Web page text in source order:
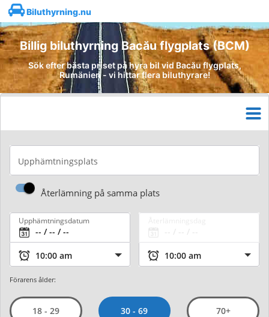
Biluthyrning.nu
Billig biluthyrning Bacău flygplats (BCM)
Sök efter bästa priset på hyra bil vid Bacău flygplats,
Rumänien - vi hittar flera biluthyrare!
Upphämtningsplats
Återlämning på samma plats
Upphämtningsdatum
Förarens ålder:
18 - 29 30 - 69 70+